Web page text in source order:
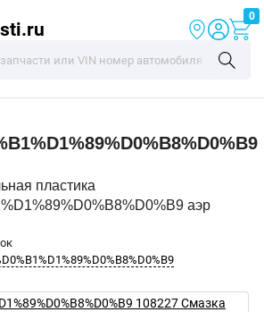
0
пластика
аэр